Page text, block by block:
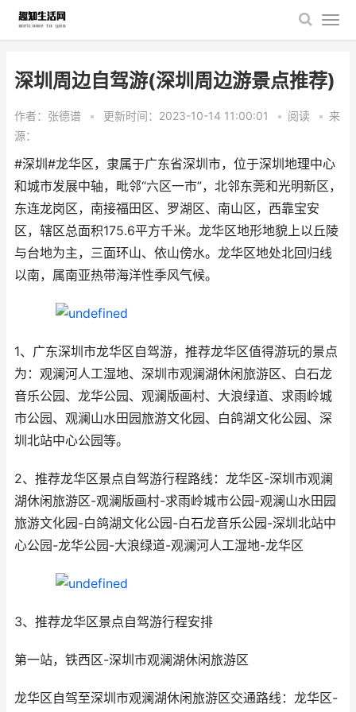
深圳周边自驾游(深圳周边游景点推荐)
作者：张德谱 • 更新时间：2023-10-14 11:00:01 • 阅读 • 来
源：
#深圳#龙华区，隶属于广东省深圳市，位于深圳地理中心
和城市发展中轴，毗邻“六区一市”，北邻东莞和光明新区，
东连龙岗区，南接福田区、罗湖区、南山区，西靠宝安
区，辖区总面积175.6平方千米。龙华区地形地貌上以丘陵
与台地为主，三面环山、依山傍水。龙华区地处北回归线
以南，属南亚热带海洋性季风气候。
1、广东深圳市龙华区自驾游，推荐龙华区值得游玩的景点
为：观澜河人工湿地、深圳市观澜湖休闲旅游区、白石龙
音乐公园、龙华公园、观澜版画村、大浪绿道、求雨岭城
市公园、观澜山水田园旅游文化园、白鸽湖文化公园、深
圳北站中心公园等。
2、推荐龙华区景点自驾游行程路线：龙华区-深圳市观澜
湖休闲旅游区-观澜版画村-求雨岭城市公园-观澜山水田园
旅游文化园-白鸽湖文化公园-白石龙音乐公园-深圳北站中
心公园-龙华公园-大浪绿道-观澜河人工湿地-龙华区
3、推荐龙华区景点自驾游行程安排
第一站，铁西区-深圳市观澜湖休闲旅游区
龙华区自驾至深圳市观澜湖休闲旅游区交通路线：龙华区-